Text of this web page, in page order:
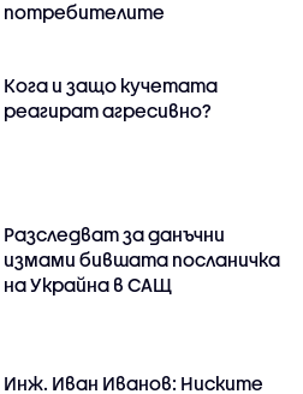
потребителите
Кога и защо кучетата
реагират агресивно?
Разследват за данъчни
измами бившата посланичка
на Украйна в САЩ
Инж. Иван Иванов: Ниските